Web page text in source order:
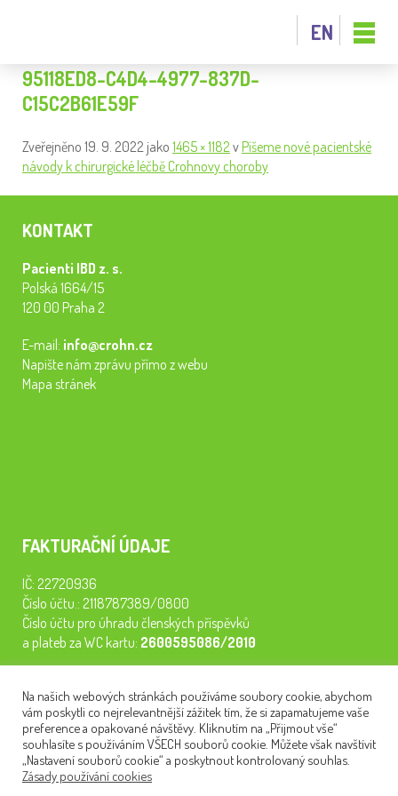
EN
95118ED8-C4D4-4977-837D-
C15C2B61E59F
Zveřejněno 19. 9. 2022 jako 1465 × 1182v Píšeme nové pacientské
návody k chirurgické léčbě Crohnovy choroby
KONTAKT
Pacienti IBD z. s.
Polská 1664/15
120 00 Praha 2
E-mail: info@crohn.cz
Napište nám zprávu přímo z webu
Mapa stránek
FAKTURAČNÍ ÚDAJE
IČ: 22720936
Číslo účtu.: 2118787389/0800
Číslo účtu pro úhradu členských příspěvků
a plateb za WC kartu: 2600595086/2010
semináře, konferenci, plavbu na lodi a WC kartu. Z peněz
tiskneme odborné publikace pro pacienty.
Na našich webových stránkách používáme soubory cookie, abychom
vám poskytli co nejrelevantnější zážitek tím, že si zapamatujeme vaše
preference a opakované návštěvy. Kliknutím na „Přijmout vše“
souhlasíte s používáním VŠECH souborů cookie. Můžete však navštívit
„Nastavení souborů cookie“ a poskytnout kontrolovaný souhlas.
Zásady používání cookies